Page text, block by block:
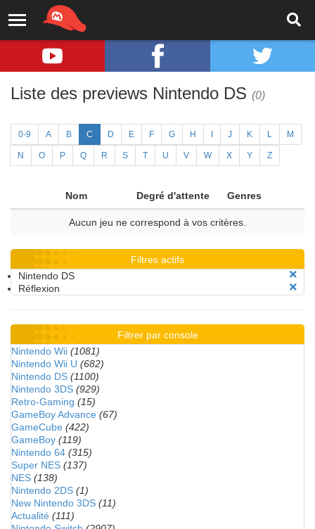
Liste des previews Nintendo DS (0)
0-9 A B C D E F G H J K L M
N O P Q R S T U V W X Y Z
Nom Degré d'attente Genres
Aucun jeu ne correspond à vos critères.
Filtres actifs
Nintendo DS
Réflexion
Filtrer par console
Nintendo Wii (1081)
Nintendo Wii U (682)
Nintendo DS (1100)
Nintendo 3DS (929)
Retro-Gaming (15)
GameBoy Advance (67)
GameCube (422)
GameBoy (119)
Nintendo 64 (315)
Super NES (137)
NES (138)
Nintendo 2DS (1)
New Nintendo 3DS (11)
Actualité (111)